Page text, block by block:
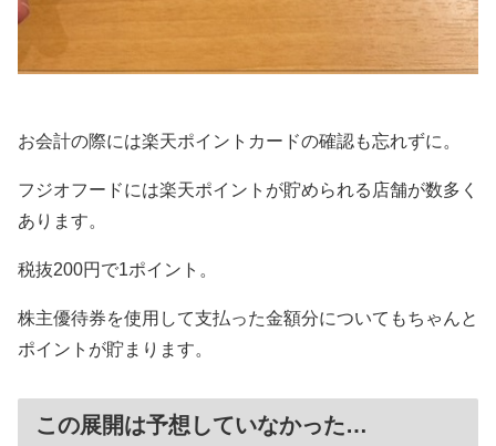
お会計の際には楽天ポイントカードの確認も忘れずに。
フジオフードには楽天ポイントが貯められる店舗が数多く
あります。
税抜200円で1ポイント。
株主優待券を使用して支払った金額分についてもちゃんと
ポイントが貯まります。
この展開は予想していなかった…